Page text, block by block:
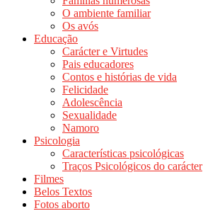
O ambiente familiar
Os avós
Educação
Carácter e Virtudes
Pais educadores
Contos e histórias de vida
Felicidade
Adolescência
Sexualidade
Namoro
Psicologia
Características psicológicas
Traços Psicológicos do carácter
Filmes
Belos Textos
Fotos aborto